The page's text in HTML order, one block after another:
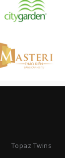
Topaz Twins